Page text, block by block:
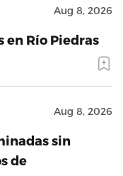
Aug 8, 2026
en Río Piedras
Aug 8, 2026
sin
de